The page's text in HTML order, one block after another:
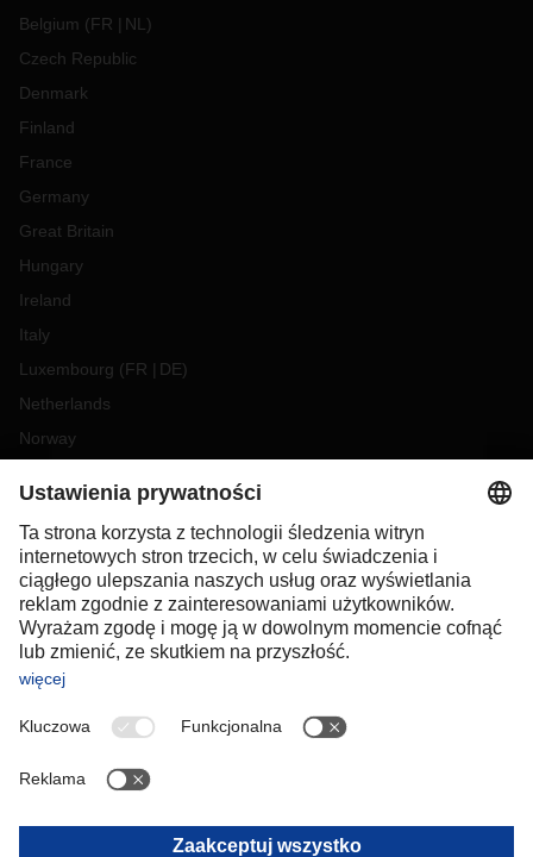
Belgium (FR NL )
Czech Republic
Denmark
Finland
France
Germany
Great Britain
Hungary
Ireland
Italy
Luxembourg (FR DE)
Netherlands
Norway
Romania
Slovakia
Spain
Sweden
Switzerland
OCEANIA